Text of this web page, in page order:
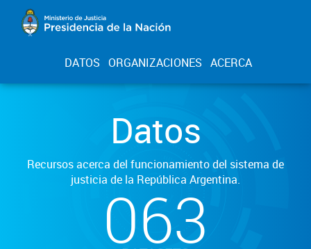
DATOS ORGANIZACIONES ACERCA
Datos
Recursos acerca del funcionamiento del sistema de
justicia de la República Argentina.
063